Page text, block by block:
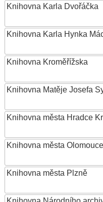
Knihovna Karla Dvořáčka
Knihovna Karla Hynka
Knihovna Kroměřížska
Knihovna Matěje Josefa
Knihovna města Hradce
Knihovna města Olomouce
Knihovna města Plzně